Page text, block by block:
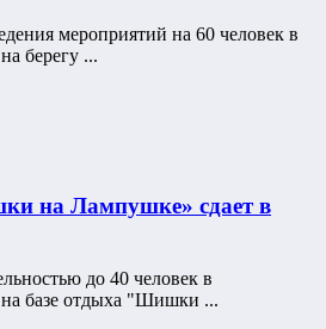
мероприятий на 60 человек в
берегу ...
на Лампушке» сдает в
до 40 человек в
на базе отдыха "Шишки ...